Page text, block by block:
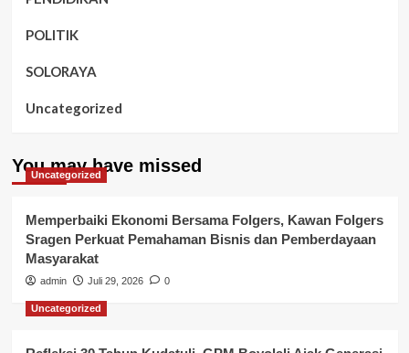
POLITIK
SOLORAYA
Uncategorized
You may have missed
Uncategorized
Memperbaiki Ekonomi Bersama Folgers, Kawan Folgers
Sragen Perkuat Pemahaman Bisnis dan Pemberdayaan
Masyarakat
admin Juli 29, 2026 0
Uncategorized